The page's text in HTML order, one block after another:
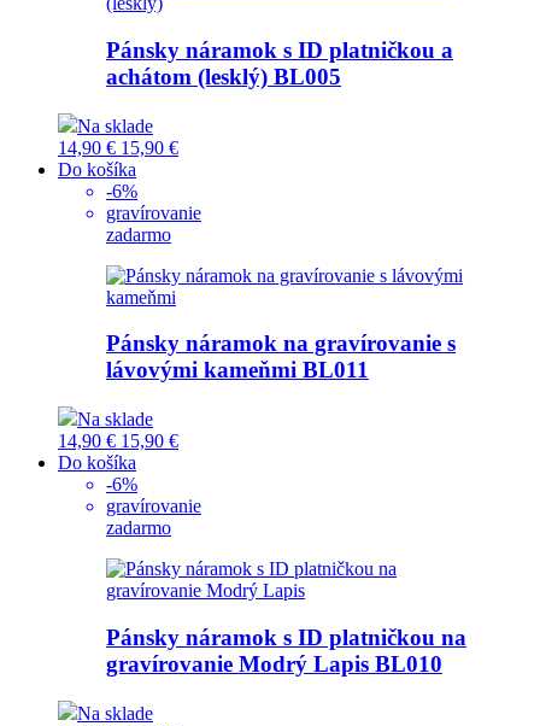
Pánsky náramok s ID platničkou a
achátom (lesklý) BL005
Na sklade
14,90 € 15,90 €
Do košíka
-6%
gravírovanie
zadarmo
Pánsky náramok na gravírovanie s
lávovými kameňmi BL011
Na sklade
14,90 € 15,90 €
Do košíka
-6%
gravírovanie
zadarmo
Pánsky náramok s ID platničkou na
gravírovanie Modrý Lapis BL010
Na sklade